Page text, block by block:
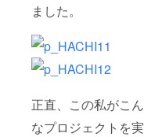
ました。
正直、この私がこ
なプロジェクトを